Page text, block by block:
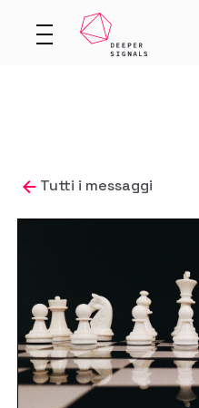
Tutti i messaggi